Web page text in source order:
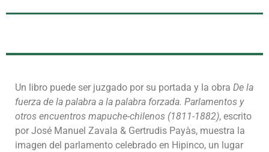
Un libro puede ser juzgado por su portada y la obra De la
fuerza de la palabra a la palabra forzada. Parlamentos y
otros encuentros mapuche-chilenos (1811-1882), escrito
por José Manuel Zavala & Gertrudis Payàs, muestra la
imagen del parlamento celebrado en Hipinco, un lugar